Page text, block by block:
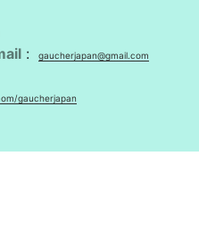
: gaucherjapan@gmail.com
gaucherjapan